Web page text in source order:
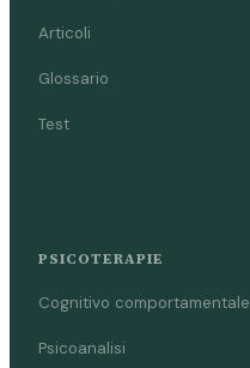
Articoli
Glossario
Test
PSICOTERAPIE
Cognitivo comportamentale
Psicoanalisi